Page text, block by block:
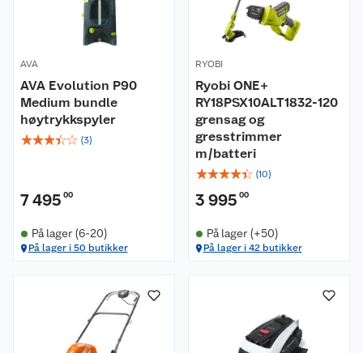
AVA
AVA Evolution P90
Medium bundle
høytrykkspyler
☆☆☆☆☆ (3)
7 495 00
På lager (6-20)
På lager i 50 butikker
RYOBI
Ryobi ONE+
RY18PSX10ALT1832-120
grensag og
gresstrimmer
m/batteri
☆☆☆☆☆ (10)
3 995 00
På lager (+50)
På lager i 42 butikker